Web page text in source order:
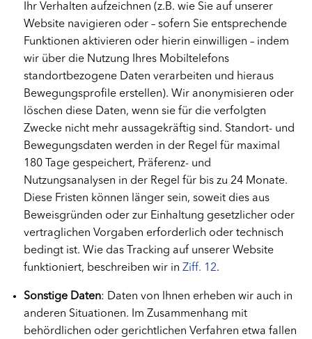
Ihr Verhalten aufzeichnen (z.B. wie Sie auf unserer
Website navigieren oder – sofern Sie entsprechende
Funktionen aktivieren oder hierin einwilligen – indem
wir über die Nutzung Ihres Mobiltelefons
standortbezogene Daten verarbeiten und hieraus
Bewegungsprofile erstellen). Wir anonymisieren oder
löschen diese Daten, wenn sie für die verfolgten
Zwecke nicht mehr aussagekräftig sind. Standort- und
Bewegungsdaten werden in der Regel für maximal
180 Tage gespeichert, Präferenz- und
Nutzungsanalysen in der Regel für bis zu 24 Monate.
Diese Fristen können länger sein, soweit dies aus
Beweisgründen oder zur Einhaltung gesetzlicher oder
vertraglichen Vorgaben erforderlich oder technisch
bedingt ist. Wie das Tracking auf unserer Website
funktioniert, beschreiben wir in Ziff. 12.
Sonstige Daten: Daten von Ihnen erheben wir auch in
anderen Situationen. Im Zusammenhang mit
behördlichen oder gerichtlichen Verfahren etwa fallen